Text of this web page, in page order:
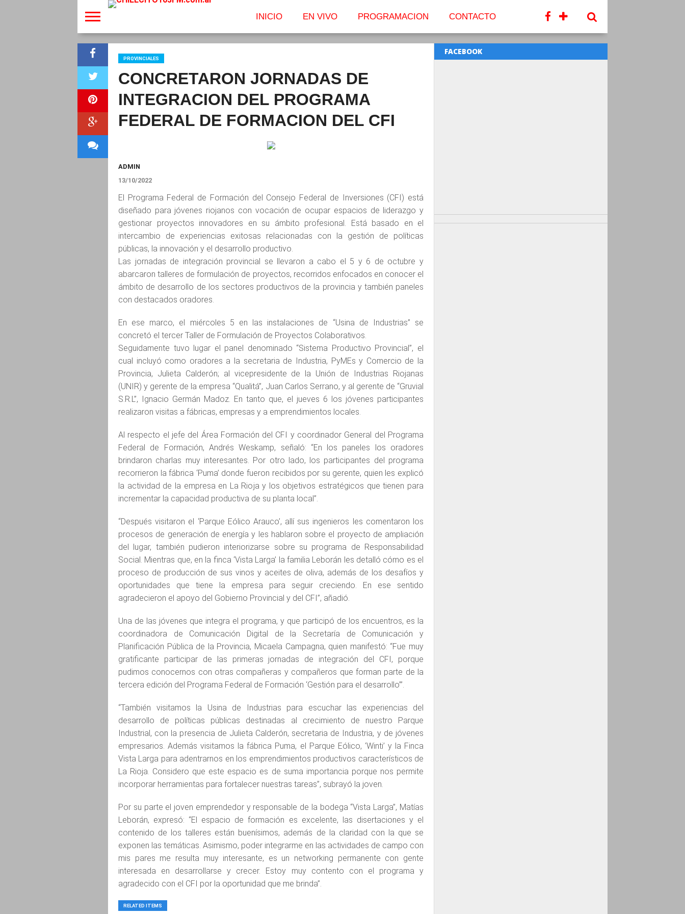
INICIO EN VIVO PROGRAMACION CONTACTO
PROVINCIALES
CONCRETARON JORNADAS DE
INTEGRACION DEL PROGRAMA
FEDERAL DE FORMACION DEL CFI
ADMIN
13/10/2022
El Programa Federal de Formación del Consejo Federal de Inversiones (CFI) está
diseñado para jóvenes riojanos con vocación de ocupar espacios de liderazgo y
gestionar proyectos innovadores en su ámbito profesional. Está basado en el
intercambio de experiencias exitosas relacionadas con la gestión de políticas
públicas, la innovación y el desarrollo productivo.
Las jornadas de integración provincial se llevaron a cabo el 5 y 6 de octubre y
abarcaron talleres de formulación de proyectos, recorridos enfocados en conocer el
ámbito de desarrollo de los sectores productivos de la provincia y también paneles
con destacados oradores.
En ese marco, el miércoles 5 en las instalaciones de “Usina de Industrias” se
concretó el tercer Taller de Formulación de Proyectos Colaborativos.
Seguidamente tuvo lugar el panel denominado “Sistema Productivo Provincial”, el
cual incluyó como oradores a la secretaria de Industria, PyMEs y Comercio de la
Provincia, Julieta Calderón; al vicepresidente de la Unión de Industrias Riojanas
(UNIR) y gerente de la empresa “Qualitá”, Juan Carlos Serrano, y al gerente de “Gruvial
S.R.L”, Ignacio Germán Madoz. En tanto que, el jueves 6 los jóvenes participantes
realizaron visitas a fábricas, empresas y a emprendimientos locales.
Al respecto el jefe del Área Formación del CFI y coordinador General del Programa
Federal de Formación, Andrés Weskamp, señaló: “En los paneles los oradores
brindaron charlas muy interesantes. Por otro lado, los participantes del programa
recorrieron la fábrica ‘Puma’ donde fueron recibidos por su gerente, quien les explicó
la actividad de la empresa en La Rioja y los objetivos estratégicos que tienen para
incrementar la capacidad productiva de su planta local”.
“Después visitaron el ‘Parque Eólico Arauco’, allí sus ingenieros les comentaron los
procesos de generación de energía y les hablaron sobre el proyecto de ampliación
del lugar, también pudieron interiorizarse sobre su programa de Responsabilidad
Social. Mientras que, en la finca ‘Vista Larga’ la familia Leborán les detalló cómo es el
proceso de producción de sus vinos y aceites de oliva, además de los desafíos y
oportunidades que tiene la empresa para seguir creciendo. En ese sentido
agradecieron el apoyo del Gobierno Provincial y del CFI”, añadió.
Una de las jóvenes que integra el programa, y que participó de los encuentros, es la
coordinadora de Comunicación Digital de la Secretaría de Comunicación y
Planificación Pública de la Provincia, Micaela Campagna, quien manifestó: “Fue muy
gratificante participar de las primeras jornadas de integración del CFI, porque
pudimos conocernos con otras compañeras y compañeros que forman parte de la
tercera edición del Programa Federal de Formación ‘Gestión para el desarrollo’”.
“También visitamos la Usina de Industrias para escuchar las experiencias del
desarrollo de políticas públicas destinadas al crecimiento de nuestro Parque
Industrial, con la presencia de Julieta Calderón, secretaria de Industria, y de jóvenes
empresarios. Además visitamos la fábrica Puma, el Parque Eólico, ‘Winti’ y la Finca
Vista Larga para adentrarnos en los emprendimientos productivos característicos de
La Rioja. Considero que este espacio es de suma importancia porque nos permite
incorporar herramientas para fortalecer nuestras tareas”, subrayó la joven.
Por su parte el joven emprendedor y responsable de la bodega “Vista Larga”, Matías
Leborán, expresó: “El espacio de formación es excelente, las disertaciones y el
contenido de los talleres están buenísimos, además de la claridad con la que se
exponen las temáticas. Asimismo, poder integrarme en las actividades de campo con
mis pares me resulta muy interesante, es un networking permanente con gente
interesada en desarrollarse y crecer. Estoy muy contento con el programa y
agradecido con el CFI por la oportunidad que me brinda”.
RELATED ITEMS
FACEBOOK